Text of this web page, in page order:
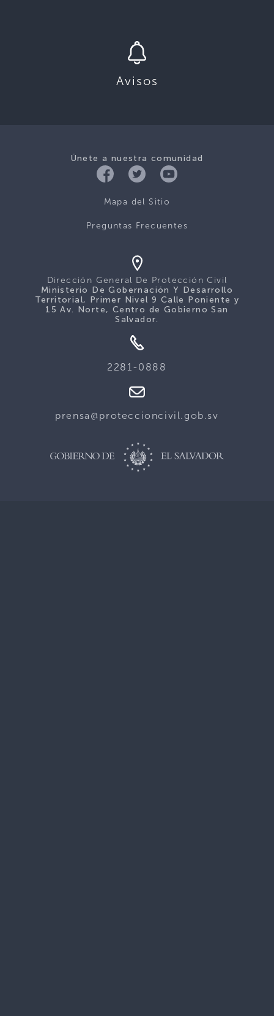
Avisos
Únete a nuestra comunidad
Mapa del Sitio
Preguntas Frecuentes
Dirección General De Protección Civil
Ministerio De Gobernación Y Desarrollo
Territorial, Primer Nivel 9 Calle Poniente y
15 Av. Norte, Centro de Gobierno San
Salvador.
2281-0888
prensa@proteccioncivil.gob.sv